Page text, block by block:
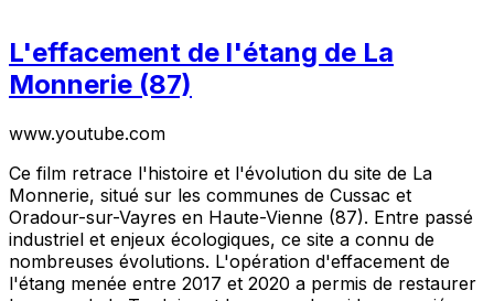
L'effacement de l'étang de La
Monnerie (87)
www.youtube.com
Ce film retrace l'histoire et l'évolution du site de La
Monnerie, situé sur les communes de Cussac et
Oradour-sur-Vayres en Haute-Vienne (87). Entre passé
industriel et enjeux écologiques, ce site a connu de
nombreuses évolutions. L'opération d'effacement de
l'étang menée entre 2017 et 2020 a permis de restaurer